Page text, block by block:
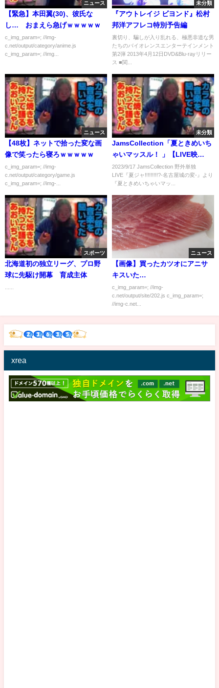
ニュース
【緊急】本田翼(30)、彼氏な
し… おまえら急げｗｗｗｗｗ
c_img_param=; //img-
c.net/output/category/anime.js
c_img_param=; //img...
未分類
『アウトレイジ ビヨンド』松村
邦洋アフレコ特別予告編
裏切り、騙しが入り乱れる、極悪非道な男
たちのバイオレンスエンターテインメント
第2弾 2013年4月12日DVD&Blu-rayリリー
ス ■関...
ニュース
【48枚】ネットで拾った変な画
像で笑ったら寝ろｗｗｗｗｗ
c_img_param=; //img-
c.net/output/category/game.js
c_img_param=; //img-...
未分類
JamsCollection「夏ときめいち
ゃいマッスル！ 」【LIVE映
像】-2023/9/17-名古屋城 二之丸
広場特設ステージ
2023/9/17 JamsCollection 野外単独
LIVE『夏ジャ!!!!!!!!!?-名古屋城の変-』より
『夏ときめいちゃいマッ...
スポーツ
北海道初の独立リーグ、プロ野
球に先駆け開幕 育成主体
ニュース
【画像】買ったカツオにアニサ
キスいた…
c_img_param=; //img-
c.net/output/site/202.js c_img_param=;
//img-c.net...
xrea